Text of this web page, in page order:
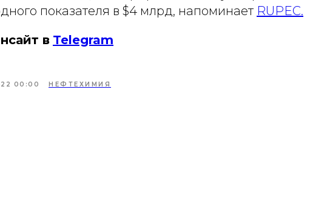
показателя в $4 млрд, напоминает RUPEC.
в Telegram
00:00 НЕФТЕХИМИЯ